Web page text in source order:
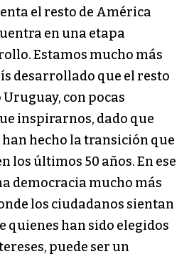
el resto de América
en una etapa
Estamos mucho más
desarrollado que el resto
con pocas
inspirarnos, dado que
hecho la transición que
los últimos 50 años. En ese
democracia mucho más
los ciudadanos sientan
quienes han sido elegidos
puede ser un